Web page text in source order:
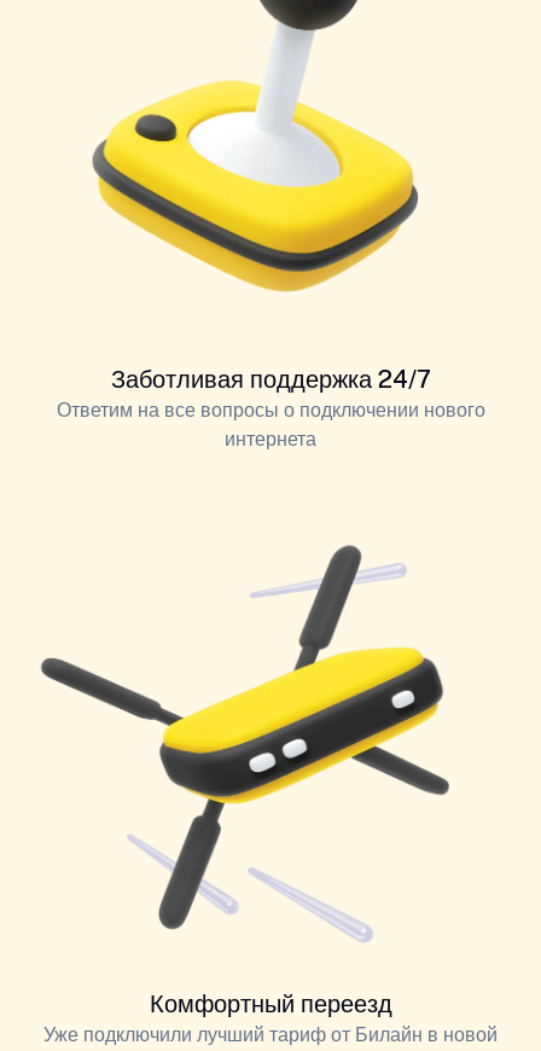
Заботливая поддержка 24/7
Ответим на все вопросы о подключении нового
интернета
Комфортный переезд
Уже подключили лучший тариф от Билайн в новой